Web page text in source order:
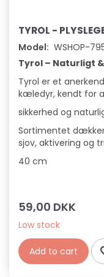
TYROL -
Model: WSHOP-
Tyrol – Naturligt
Tyrol er et
kæledyr, kendt for
sikkerhed og
Sortimentet
sjov, aktivering og
40 cm
59,00 DKK
Low stock
Add to cart